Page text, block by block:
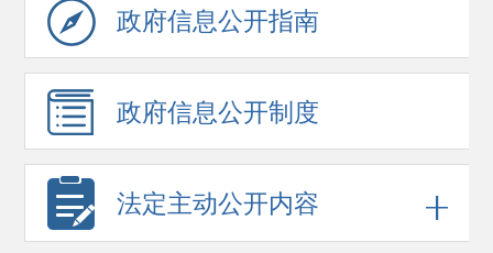
政府信息公开指南
政府信息公开制度
法定主动公开内容